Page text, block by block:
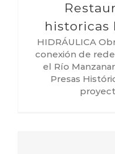
historicas
HIDRÁULICA
conexión de
el Río
Presas